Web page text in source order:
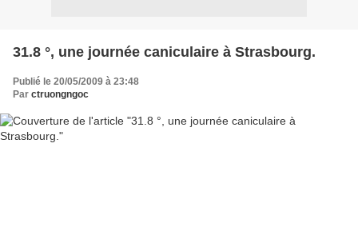
31.8 °, une journée caniculaire à Strasbourg.
Publié le 20/05/2009 à 23:48
Par ctruongngoc